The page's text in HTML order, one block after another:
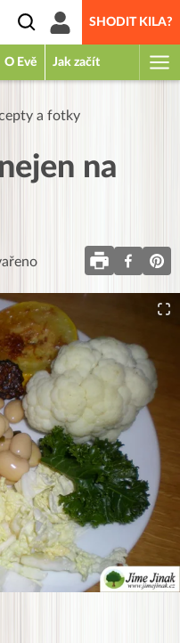
SHODIT KILA?
O Evě Jak začít
a fotky
na